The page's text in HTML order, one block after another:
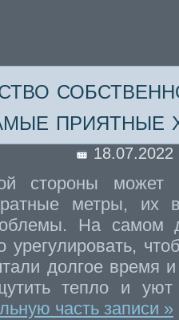
приятные
18.07.2022
стороны может
метры, их
На самом
урегулировать,
долгое время
тепло и уют
часть записи »